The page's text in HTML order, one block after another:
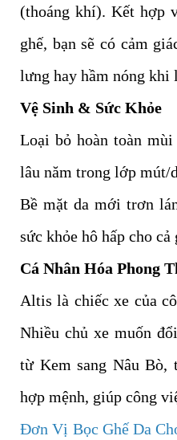
(thoáng khí). Kết hợp
ghế, bạn sẽ có cảm
lưng hay hầm nóng khi
Vệ Sinh & Sức Khỏe
Loại bỏ hoàn toàn
lâu năm trong lớp mút/
Bề mặt da mới trơn
sức khỏe hô hấp cho cả
Cá Nhân Hóa Phong
Altis là chiếc xe của
Nhiều chủ xe muốn
từ Kem sang Nâu Bò,
hợp mệnh, giúp công
Đơn Vị Bọc Ghế Da